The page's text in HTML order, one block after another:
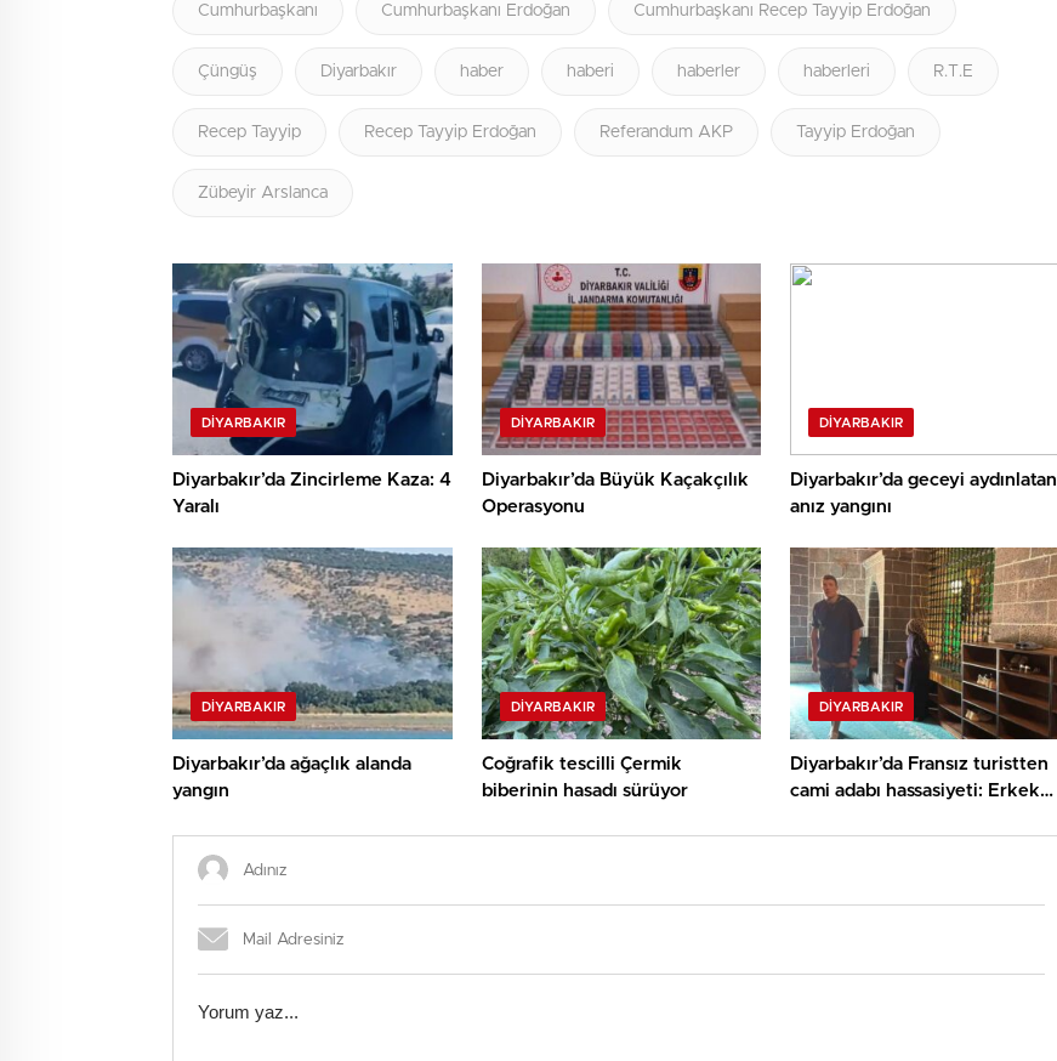
Cumhurbaşkanı Cumhurbaşkanı Erdoğan Cumhurbaşkanı Recep Tayyip Erdoğan
Çüngüş Diyarbakır haber haberi haberler haberleri R.T.E
Recep Tayyip Recep Tayyip Erdoğan Referandum AKP Tayyip Erdoğan
Zübeyir Arslanca
DIYARBAKIR
Diyarbakır’da Zincirleme Kaza: 4
Yaralı
DIYARBAKIR
Diyarbakır’da Büyük Kaçakçılık
Operasyonu
DIYARBAKIR
Diyarbakır’da geceyi aydınlatan
anız yangını
DIYARBAKIR
Diyarbakır’da ağaçlık alanda
yangın
DIYARBAKIR
Coğrafik tescilli Çermik
biberinin hasadı sürüyor
DIYARBAKIR
Diyarbakır’da Fransız turistten
cami adabı hassasiyeti: Erkek